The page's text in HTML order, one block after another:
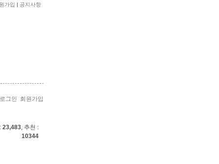
가입 | 공지사항
그인 회원가입
23,483, 추천 :
10344